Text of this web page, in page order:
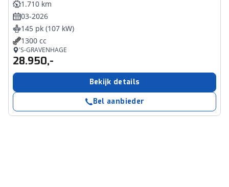
1.710 km
03-2026
145 pk (107 kW)
1300 cc
'S-GRAVENHAGE
28.950,-
Bekijk details
Bel aanbieder